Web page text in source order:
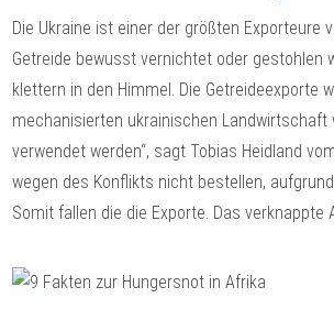
Die Ukraine ist einer der größten Exporteure
Getreide bewusst vernichtet oder gestohlen
klettern in den Himmel. Die Getreideexporte
mechanisierten ukrainischen
verwendet werden“, sagt Tobias Heidland
wegen des Konflikts nicht bestellen,
Somit fallen die die Exporte. Das